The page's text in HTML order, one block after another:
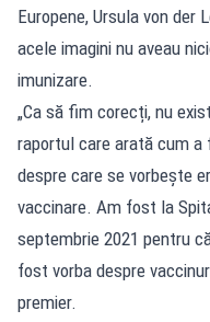
Europene, Ursula von der
acele imagini nu aveau
imunizare.
„Ca să fim corecți, nu
raportul care arată cum
despre care se vorbește
vaccinare. Am fost la
septembrie 2021 pentru
fost vorba despre
premier.